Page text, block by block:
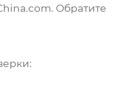
Обратите